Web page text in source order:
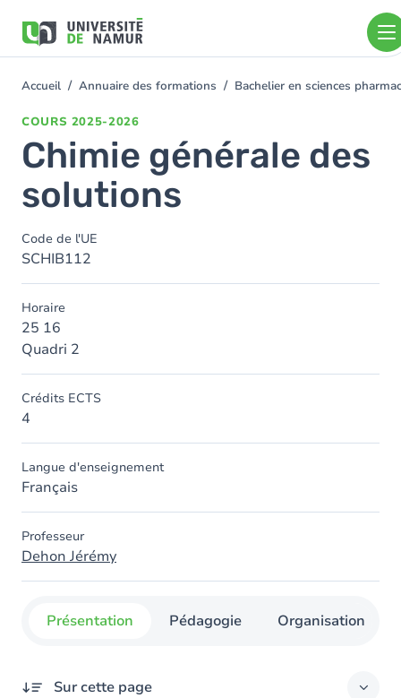
contenu
You
Accueil Annuaire des formations Bachelier en sciences
COURS 2025-2026
Chimie générale des
solutions
Code de l'UE
SCHIB112
Horaire
25 16
Quadri 2
Crédits ECTS
4
Langue d'enseignement
Français
Professeur
Dehon Jérémy
Présentation Pédagogie Organisation
Sur cette page